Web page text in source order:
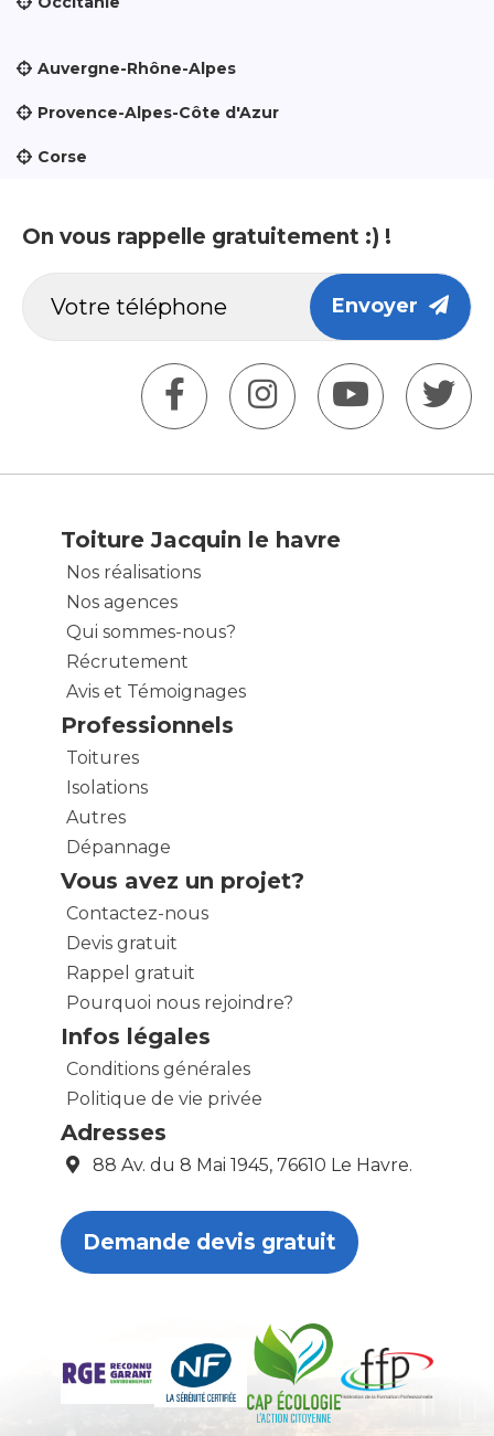
Auvergne-Rhône-Alpes
Provence-Alpes-Côte d'Azur
Corse
On vous rappelle gratuitement :) !
Envoyer
Toiture Jacquin le havre
Nos réalisations
Nos agences
Qui sommes-nous?
Récrutement
Avis et Témoignages
Professionnels
Toitures
Isolations
Autres
Dépannage
Vous avez un projet?
Contactez-nous
Devis gratuit
Rappel gratuit
Pourquoi nous rejoindre?
Infos légales
Conditions générales
Politique de vie privée
Adresses
88 Av. du 8 Mai 1945, 76610 Le Havre.
Demande devis gratuit